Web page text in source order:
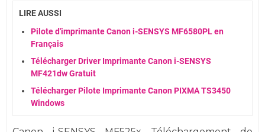
LIRE AUSSI
Pilote d'imprimante Canon i-SENSYS MF6580PL en
Français
Télécharger Driver Imprimante Canon i-SENSYS
MF421dw Gratuit
Télécharger Pilote Imprimante Canon PIXMA TS3450
Windows